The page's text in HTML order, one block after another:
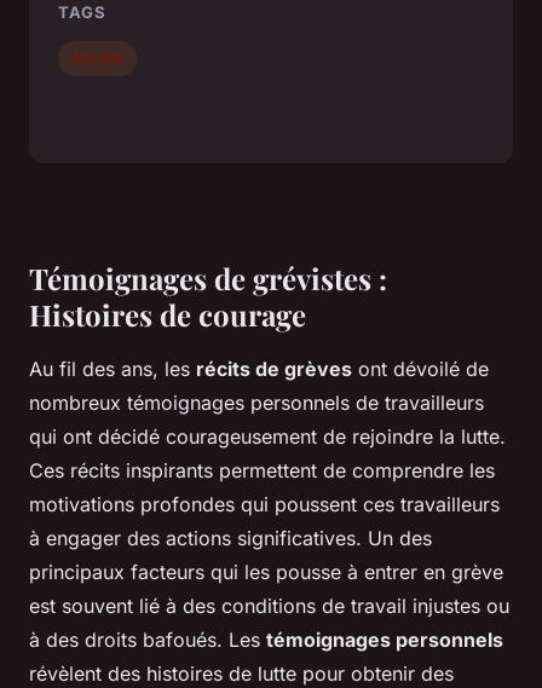
Témoignages de grévistes :
Histoires de courage
Au fil des ans, les récits de grèves ont dévoilé de
nombreux témoignages personnels de travailleurs
qui ont décidé courageusement de rejoindre la lutte.
Ces récits inspirants permettent de comprendre les
motivations profondes qui poussent ces travailleurs
à engager des actions significatives. Un des
principaux facteurs qui les pousse à entrer en grève
est souvent lié à des conditions de travail injustes ou
à des droits bafoués. Les témoignages personnels
révèlent des histoires de lutte pour obtenir des
TAGS
Société